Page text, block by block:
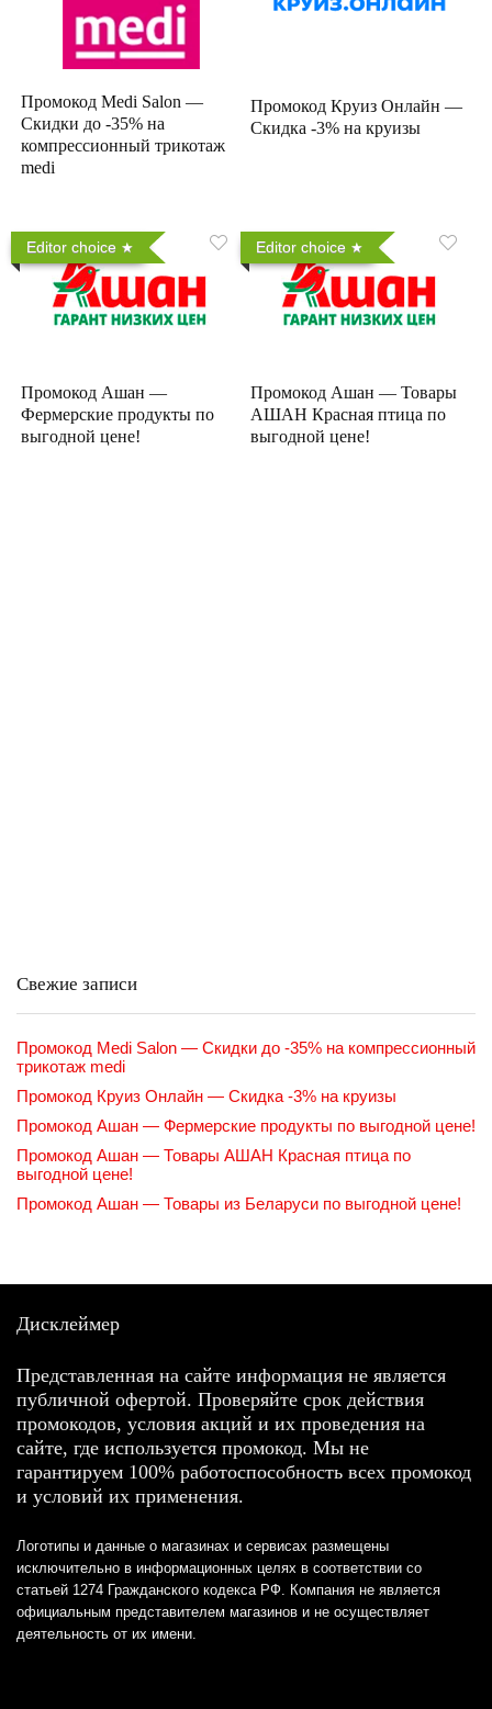
Промокод Medi Salon —
Скидки до -35% на
компрессионный трикотаж
medi
Промокод Круиз Онлайн —
Скидка -3% на круизы
Editor choice
Промокод Ашан —
Фермерские продукты по
выгодной цене!
Editor choice
Промокод Ашан — Товары
АШАН Красная птица по
выгодной цене!
Свежие записи
Промокод Medi Salon — Скидки до -35% на компрессионный
трикотаж medi
Промокод Круиз Онлайн — Скидка -3% на круизы
Промокод Ашан — Фермерские продукты по выгодной цене!
Промокод Ашан — Товары АШАН Красная птица по
выгодной цене!
Промокод Ашан — Товары из Беларуси по выгодной цене!
Дисклеймер
Представленная на сайте информация не является
публичной офертой. Проверяйте срок действия
промокодов, условия акций и их проведения на
сайте, где используется промокод. Мы не
гарантируем 100% работоспособность всех промокод
и условий их применения.
Логотипы и данные о магазинах и сервисах размещены
исключительно в информационных целях в соответствии со
статьей 1274 Гражданского кодекса РФ. Компания не является
официальным представителем магазинов и не осуществляет
деятельность от их имени.